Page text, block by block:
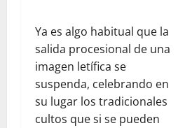
Ya es algo habitual que la
salida procesional de una
imagen letífica se
suspenda, celebrando en
su lugar los tradicionales
cultos que si se pueden